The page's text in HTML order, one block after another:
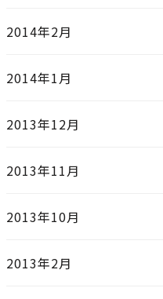
2014年2月
2014年1月
2013年12月
2013年11月
2013年10月
2013年2月